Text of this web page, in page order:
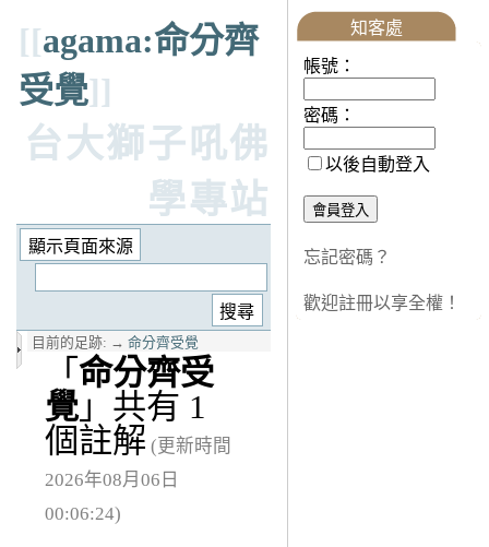
[[agama:命分齊
受覺]]
台大獅子吼佛
學專站
目前的足跡: → 命分齊受覺
「 命分齊受
覺」共有 1
個註解 (更新時間
2026年08月06日
00:06:24)
知客處
帳號：
密碼：
以後自動登入
忘記密碼？
歡迎註冊以享全權！